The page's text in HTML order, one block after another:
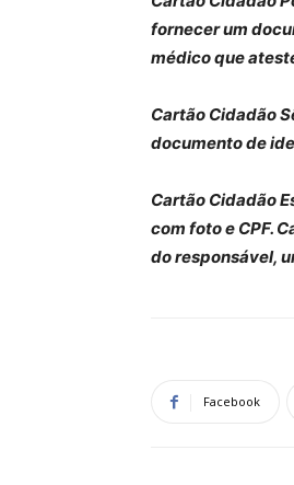
fornecer um
médico que
Cartão Cidadão
documento de
Cartão Cidadão
com foto e CPF.
do responsável,
Facebook